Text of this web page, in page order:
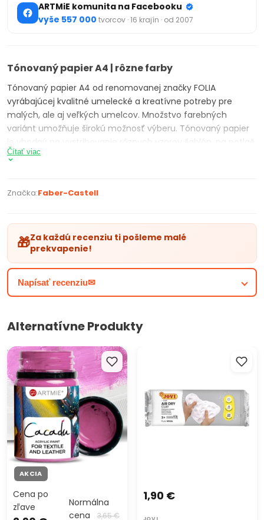
ARTMiE komunita na Facebooku
vyše 557 000 tvorcov · 16 krajín · od 2007
Tónovaný papier A4 | rôzne farby
Tónovaný papier A4 od renomovanej značky FOLIA
vyrábajúcej kvalitné umelecké a kreatívne potreby pre
malých, ale aj veľkých umelcov. Množstvo farebných
variánt umožňuje širokú možnosť výberu. Tónovaný papier
je vhodný na vystrihovanie rôznych vzorov šablón, na potlač,
pozdravy, oznámenia a pod. Ideálna pomôcka do
Balenie obsahuje:1 ks tónovaný papier A4
Oživte svoje projekty s týmto kvalitným tónovaným
papierom formátu A4, ktorý je dostupný v širokej škále
krásnych farieb. Ideálny pre tlač, scrapbooking alebo
vytváranie originálnych výtvarných diel. Svojim jedinečným
odtieňom prinesie do vašich projektov žiarivý a štýlový
Čítať viac
Značka:Faber-Castell
🎁Za každú recenziu ti pošleme malé
prekvapenie!
Napísať recenziu✉
Alternatívne Produkty
Farby na textil a kožu ARTMIE
Cacadu 50 ml
AKCIA
Cena po
zľave
Normálna
cena
3,65 €
1,90 €
JOVI